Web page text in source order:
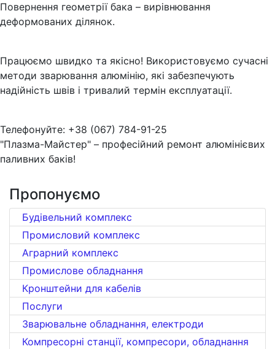
Повернення геометрії бака – вирівнювання
деформованих ділянок.
Працюємо швидко та якісно! Використовуємо сучасні
методи зварювання алюмінію, які забезпечують
надійність швів і тривалий термін експлуатації.
Телефонуйте: +38 (067) 784-91-25
"Плазма-Майстер" – професійний ремонт алюмінієвих
паливних баків!
Пропонуємо
Будівельний комплекс
Промисловий комплекс
Аграрний комплекс
Промислове обладнання
Кронштейни для кабелів
Послуги
Зварювальне обладнання, електроди
Компресорні станції, компресори, обладнання